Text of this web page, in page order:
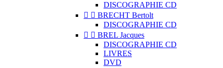
DISCOGRAPHIE CD
  BRECHT Bertolt
DISCOGRAPHIE CD
  BREL Jacques
DISCOGRAPHIE CD
LIVRES
DVD